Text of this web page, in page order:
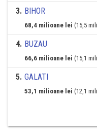
3. BIHOR
68,4 milioane lei (15,5
4. BUZAU
66,6 milioane lei (15,1
5. GALATI
53,1 milioane lei (12,1